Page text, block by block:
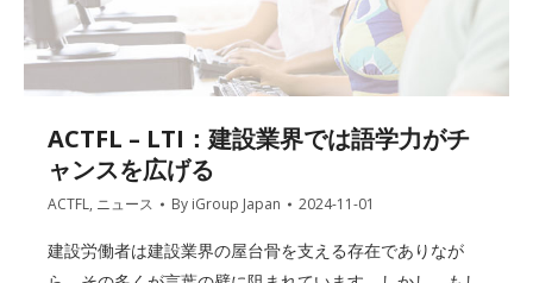
ACTFL – LTI：建設業界では語学力がチ
ャンスを広げる
ACTFL, ニュース By iGroup Japan 2024-11-01
建設労働者は建設業界の屋台骨を支える存在でありなが